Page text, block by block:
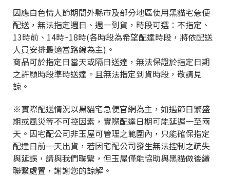
因應白色情人節期間外縣市及部分地區使用黑貓宅急便
配送，無法指定週日、週一到貨，時段可選：不指定、
13時前、14時~18時(各時段為希望配達時段，將依配送
人員安排最適當路線為主)。
商品可於指定日當天或隔日送達，無法保證於指定日期
之許願時段準時送達。且無法指定到貨時段，敬請見
諒。
※實際配送情況以黑貓宅急便官網為主，如遇節日繁盛
期或風災等不可控因素，實際配達日期可能延遲一至兩
天。因宅配公司非玉屋可管理之範圍內，只能確保指定
配達日前一天出貨，若因宅配公司發生無法控制之疏失
與延誤，請與我們聯繫，但玉屋僅能協助與黑貓做後續
聯繫處置，謝謝您的諒解。